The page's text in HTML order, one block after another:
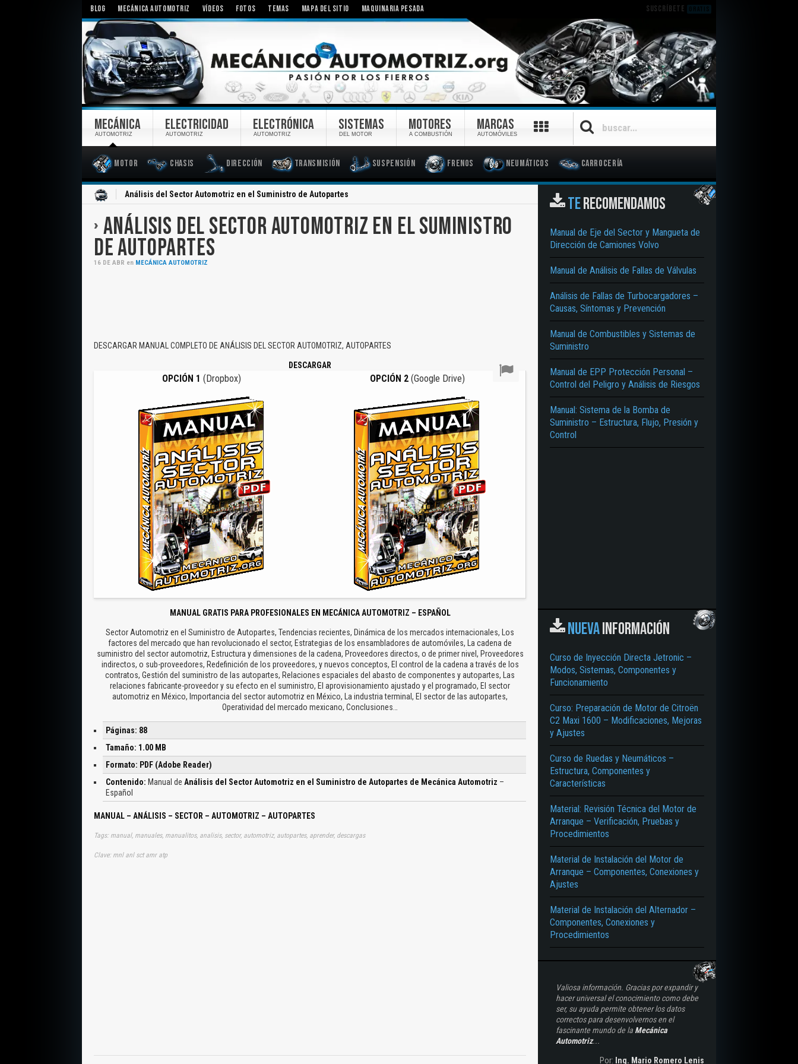
BLOG MECÁNICA AUTOMOTRIZ VÍDEOS FOTOS TEMAS MAPA DEL SITIO MAQUINARIA PESADA SUSCRÍBETE GRATIS
MECÁNICA
AUTOMOTRIZ
Motor Chasis Dirección Transmisión Suspensión Frenos Neumáticos Carrocería
ELECTRICIDAD
AUTOMOTRIZ
ELECTRÓNICA
AUTOMOTRIZ
SISTEMAS
DEL MOTOR
MOTORES
A COMBUSTIÓN
MARCAS
AUTOMÓVILES
Análisis del Sector Automotriz en el Suministro de Autopartes
ANÁLISIS DEL SECTOR AUTOMOTRIZ EN EL SUMINISTRO
DE AUTOPARTES
16 DE ABR en MECÁNICA AUTOMOTRIZ
DESCARGAR MANUAL COMPLETO DE ANÁLISIS DEL SECTOR AUTOMOTRIZ, AUTOPARTES
DESCARGAR
OPCIÓN 1 (Dropbox) OPCIÓN 2 (Google Drive)
MANUAL GRATIS PARA PROFESIONALES EN MECÁNICA AUTOMOTRIZ – ESPAÑOL
Sector Automotriz en el Suministro de Autopartes, Tendencias recientes, Dinámica de los mercados internacionales, Los
factores del mercado que han revolucionado el sector, Estrategias de los ensambladores de automóviles, La cadena de
suministro del sector automotriz, Estructura y dimensiones de la cadena, Proveedores directos, o de primer nivel, Proveedores
indirectos, o sub-proveedores, Redefinición de los proveedores, y nuevos conceptos, El control de la cadena a través de los
contratos, Gestión del suministro de las autopartes, Relaciones espaciales del abasto de componentes y autopartes, Las
relaciones fabricante-proveedor y su efecto en el suministro, El aprovisionamiento ajustado y el programado, El sector
automotriz en México, Importancia del sector automotriz en México, La industria terminal, El sector de las autopartes,
Operatividad del mercado mexicano, Conclusiones…
Páginas: 88
Tamaño: 1.00 MB
Formato: PDF (Adobe Reader)
Contenido: Manual de Análisis del Sector Automotriz en el Suministro de Autopartes de Mecánica Automotriz –
Español
MANUAL – ANÁLISIS – SECTOR – AUTOMOTRIZ – AUTOPARTES
Tags: manual, manuales, manualitos, analisis, sector, automotriz, autopartes, aprender, descargas
Clave: mnl anl sct amr atp
TERECOMENDAMOS
Manual de Eje del Sector y Mangueta de
Dirección de Camiones Volvo
Manual de Análisis de Fallas de Válvulas
Análisis de Fallas de Turbocargadores –
Causas, Síntomas y Prevención
Manual de Combustibles y Sistemas de
Suministro
Manual de EPP Protección Personal –
Control del Peligro y Análisis de Riesgos
Manual: Sistema de la Bomba de
Suministro – Estructura, Flujo, Presión y
Control
NUEVAINFORMACIÓN
Curso de Inyección Directa Jetronic –
Modos, Sistemas, Componentes y
Funcionamiento
Curso: Preparación de Motor de Citroën
C2 Maxi 1600 – Modificaciones, Mejoras
y Ajustes
Curso de Ruedas y Neumáticos –
Estructura, Componentes y
Características
Material: Revisión Técnica del Motor de
Arranque – Verificación, Pruebas y
Procedimientos
Material de Instalación del Motor de
Arranque – Componentes, Conexiones y
Ajustes
Material de Instalación del Alternador –
Componentes, Conexiones y
Procedimientos
Valiosa información. Gracias por expandir y
hacer universal el conocimiento como debe
ser, su ayuda permite obtener los datos
correctos para desenvolvernos en el
fascinante mundo de la Mecánica
Automotriz...
Por: Ing. Mario Romero Lenis